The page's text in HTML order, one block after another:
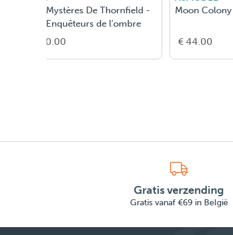
Reporter
€ 31.00
Leda
€ 22.00
Gratis verzending
Gratis vanaf €69 in België